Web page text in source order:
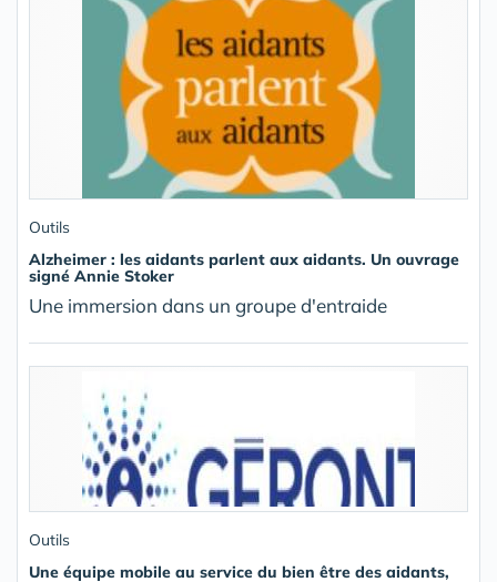
Outils
Alzheimer : les aidants parlent aux aidants. Un ouvrage
signé Annie Stoker
Une immersion dans un groupe d'entraide
Outils
Une équipe mobile au service du bien être des aidants,